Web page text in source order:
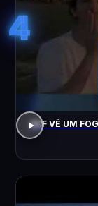
4
ACF VÊ UM